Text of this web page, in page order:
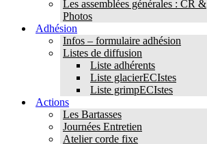
Les assemblées générales : CR &
Photos
Adhésion
Infos – formulaire adhésion
Listes de diffusion
Liste adhérents
Liste glacierECIstes
Liste grimpECIstes
Actions
Les Bartasses
Journées Entretien
Atelier corde fixe